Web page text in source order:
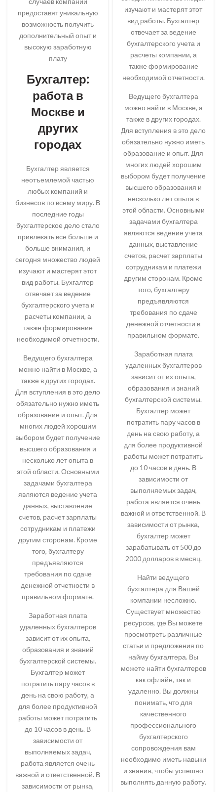
предоставят уникальную
возможность получить
дополнительный опыт и
высокую заработную
плату
Бухгалтер:
работа в
Москве и
других
городах
Бухгалтер является
неотъемлемой частью
любых компаний и
бизнесов по всему миру. В
последние годы
бухгалтерское дело стало
привлекать все больше и
больше внимания, и
сегодня множество людей
изучают и мастерят этот
вид работы. Бухгалтер
отвечает за ведение
бухгалтерского учета и
расчеты компании, а
также формирование
необходимой отчетности.
Ведущего бухгалтера
можно найти в Москве, а
также в других городах.
Для вступления в это дело
обязательно нужно иметь
образование и опыт. Для
многих людей хорошим
выбором будет получение
высшего образования и
несколько лет опыта в
этой области. Основными
задачами бухгалтера
являются ведение учета
данных, выставление
счетов, расчет зарплаты
сотрудникам и платежи
другим сторонам. Кроме
того, бухгалтеру
предъявляются
требования по сдаче
денежной отчетности в
правильном формате.
Заработная плата
удаленных бухгалтеров
зависит от их опыта,
образования и знаний
бухгалтерской системы.
Бухгалтер может
потратить пару часов в
день на свою работу, а
для более продуктивной
работы может потратить
до 10 часов в день. В
зависимости от
выполняемых задач,
работа является очень
важной и ответственной. В
зависимости от рынка,
изучают и мастерят этот
вид работы. Бухгалтер
отвечает за ведение
бухгалтерского учета и
расчеты компании, а
также формирование
необходимой отчетности.
Ведущего бухгалтера
можно найти в Москве, а
также в других городах.
Для вступления в это дело
обязательно нужно иметь
образование и опыт. Для
многих людей хорошим
выбором будет получение
высшего образования и
несколько лет опыта в
этой области. Основными
задачами бухгалтера
являются ведение учета
данных, выставление
счетов, расчет зарплаты
сотрудникам и платежи
другим сторонам. Кроме
того, бухгалтеру
предъявляются
требования по сдаче
денежной отчетности в
правильном формате.
Заработная плата
удаленных бухгалтеров
зависит от их опыта,
образования и знаний
бухгалтерской системы.
Бухгалтер может
потратить пару часов в
день на свою работу, а
для более продуктивной
работы может потратить
до 10 часов в день. В
зависимости от
выполняемых задач,
работа является очень
важной и ответственной. В
зависимости от рынка,
бухгалтер может
зарабатывать от 500 до
2000 долларов в месяц.
Найти ведущего
бухгалтера для Вашей
компании несложно.
Существует множество
ресурсов, где Вы можете
просмотреть различные
статьи и предложения по
найму бухгалтера. Вы
можете найти бухгалтеров
как офлайн, так и
удаленно. Вы должны
понимать, что для
качественного
профессионального
бухгалтерского
сопровождения вам
необходимо иметь навыки
и знания, чтобы успешно
выполнять данную работу.